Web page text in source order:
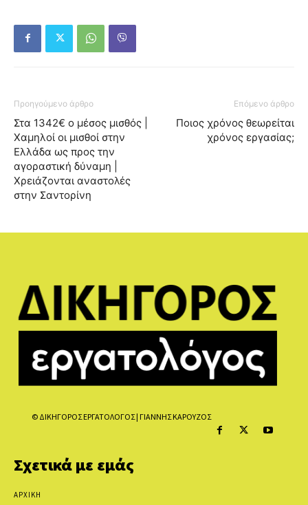
Προηγούμενο άρθρο
Στα 1342€ ο μέσος μισθός |
Χαμηλοί οι μισθοί στην
Ελλάδα ως προς την
αγοραστική δύναμη |
Χρειάζονται αναστολές
στην Σαντορίνη
Επόμενο άρθρο
Ποιος χρόνος θεωρείται
χρόνος εργασίας;
© ΔΙΚΗΓΟΡΟΣ ΕΡΓΑΤΟΛΟΓΟΣ | ΓΙΑΝΝΗΣ ΚΑΡΟΥΖΟΣ
Σχετικά με εμάς
ΑΡΧΙΚΗ